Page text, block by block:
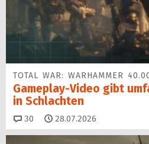
TOTAL WAR: WARHAMMER
Gameplay-Video gibt
in Schlachten
30 Kommentare
28.07.2026